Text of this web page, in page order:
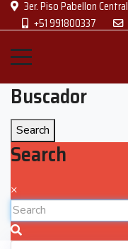
3er. Piso Pabellon Central
+51 991800337
Buscador
Search
Search
×